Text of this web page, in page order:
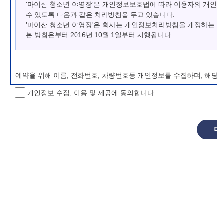
'마이산 청소년 야영장'은 개인정보보호법에 따라 이용자의 개
수 있도록 다음과 같은 처리방침을 두고 있습니다.
'마이산 청소년 야영장'은 회사는 개인정보처리방침을 개정하
본 방침은부터 2016년 10월 1일부터 시행됩니다.
예약을 위해 이름, 전화번호, 차량번호등 개인정보를 수집하며, 해
개인정보 처리방침 변경
개인정보 수집, 이용 및 제공에 동의합니다.